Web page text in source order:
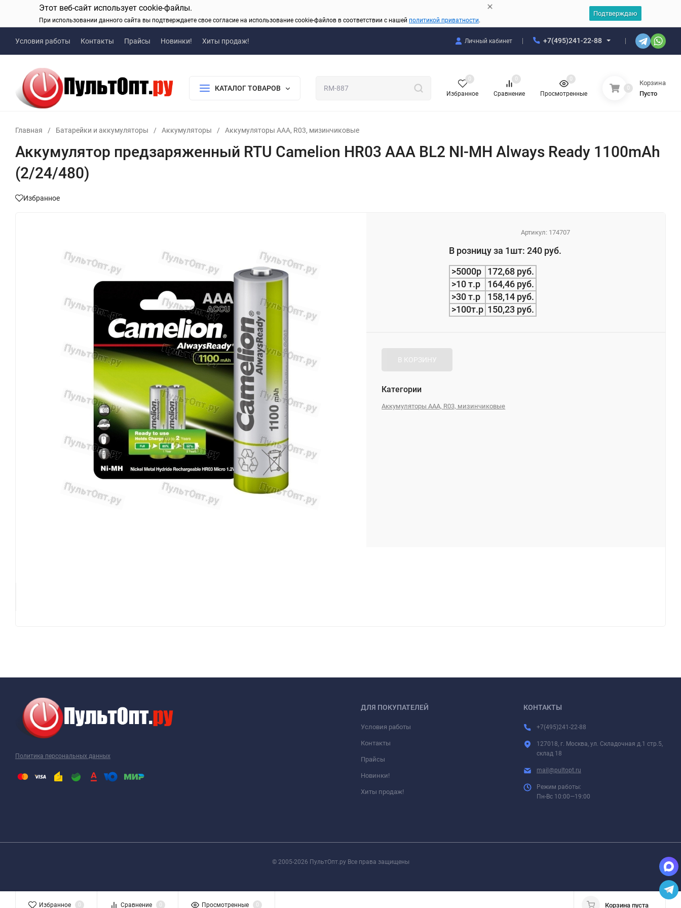
Этот веб-сайт использует cookie-файлы.
При использовании данного сайта вы подтверждаете свое согласие на использование cookie-файлов в соответствии с нашей политикой приватности.
Подтверждаю
Условия работы Контакты Прайсы Новинки! Хиты продаж! Личный кабинет +7(495)241-22-88
КАТАЛОГ ТОВАРОВ
Избранное
0
Сравнение
0
Просмотренные
0
0
Корзина
Пусто
Главная / Батарейки и аккумуляторы / Аккумуляторы / Аккумуляторы AAA, R03, мизинчиковые
Аккумулятор предзаряженный RTU Camelion HR03 AAA BL2 NI-MH Always Ready 1100mAh
(2/24/480)
Избранное
Артикул: 174707
В розницу за 1шт: 240 руб.
>5000р
172,68 руб.
>10 т.р
164,46 руб.
>30 т.р
158,14 руб.
>100т.р 150,23 руб.
В КОРЗИНУ
Категории
Аккумуляторы AAA, R03, мизинчиковые
Политика персональных данных
ДЛЯ ПОКУПАТЕЛЕЙ
Условия работы
Контакты
Прайсы
Новинки!
Хиты продаж!
КОНТАКТЫ
+7(495)241-22-88
127018, г. Москва, ул. Складочная д.1 стр.5,
склад 18
mail@pultopt.ru
Режим работы:
Пн-Вс 10:00—19:00
© 2005-2026 ПультОпт.ру Все права защищены
Избранное 0 Сравнение 0 Просмотренные 0 Корзина пуста